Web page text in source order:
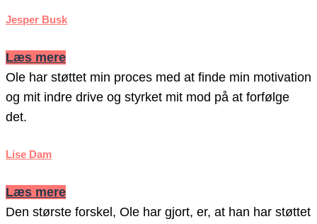
Jesper Busk
Læs mere
Ole har støttet min proces med at finde min motivation
og mit indre drive og styrket mit mod på at forfølge
det.
Lise Dam
Læs mere
Den største forskel, Ole har gjort, er, at han har støttet